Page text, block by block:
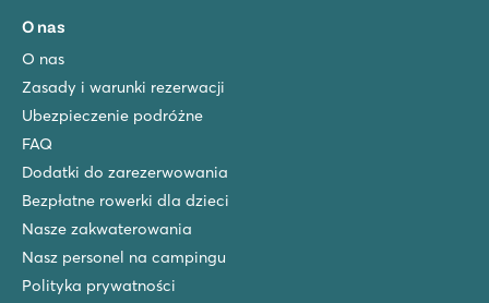
O nas
O nas
Zasady i warunki rezerwacji
Ubezpieczenie podróżne
FAQ
Dodatki do zarezerwowania
Bezpłatne rowerki dla dzieci
Nasze zakwaterowania
Nasz personel na campingu
Polityka prywatności